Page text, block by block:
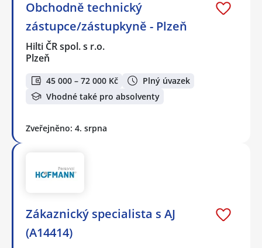
Obchodně technický
zástupce/zástupkyně - Plzeň
Hilti ČR spol. s r.o.
Plzeň
45 000 – 72 000 Kč
Plný úvazek
Vhodné také pro absolventy
Zveřejněno: 4. srpna
Zákaznický specialista s AJ
(A14414)